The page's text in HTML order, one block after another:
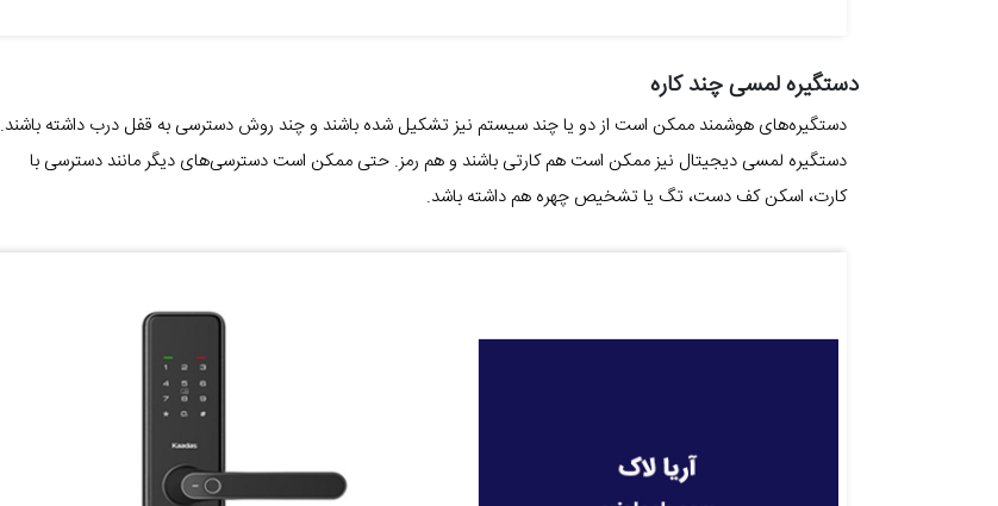
دستگیره لمسی چند کاره
دستگیره‌های هوشمند ممکن است از دو یا چند سیستم نیز تشکیل شده باشند و چند روش دسترسی به قفل درب داشته باشند.
دستگیره لمسی دیجیتال نیز ممکن است هم کارتی باشند و هم رمز. حتی ممکن است دسترسی‌های دیگر مانند دسترسی با
کارت، اسکن کف دست، تگ یا تشخیص چهره هم داشته باشد.